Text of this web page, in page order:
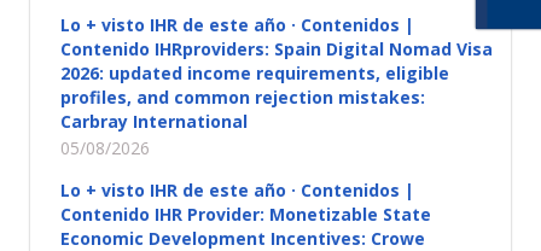
Lo + visto IHR de este año · Contenidos |
Contenido IHRproviders: Spain Digital Nomad Visa
2026: updated income requirements, eligible
profiles, and common rejection mistakes:
Carbray International
05/08/2026
Lo + visto IHR de este año · Contenidos |
Contenido IHR Provider: Monetizable State
Economic Development Incentives: Crowe